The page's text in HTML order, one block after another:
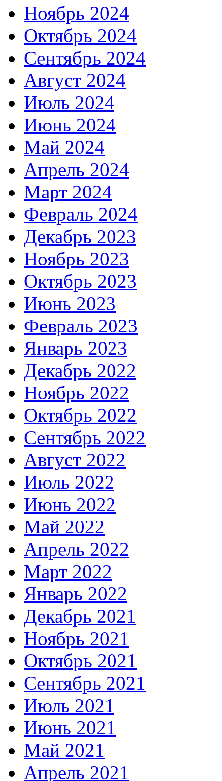
Ноябрь 2024
Октябрь 2024
Сентябрь 2024
Август 2024
Июль 2024
Июнь 2024
Май 2024
Апрель 2024
Март 2024
Февраль 2024
Декабрь 2023
Ноябрь 2023
Октябрь 2023
Июнь 2023
Февраль 2023
Январь 2023
Декабрь 2022
Ноябрь 2022
Октябрь 2022
Сентябрь 2022
Август 2022
Июль 2022
Июнь 2022
Май 2022
Апрель 2022
Март 2022
Январь 2022
Декабрь 2021
Ноябрь 2021
Октябрь 2021
Сентябрь 2021
Июль 2021
Июнь 2021
Май 2021
Апрель 2021